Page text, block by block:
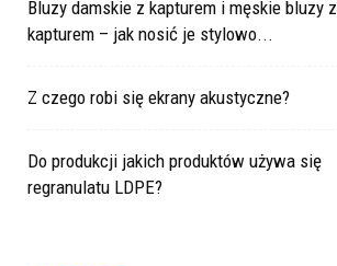
Bluzy damskie z kapturem i męskie bluzy z
kapturem – jak nosić je stylowo...
Z czego robi się ekrany akustyczne?
Do produkcji jakich produktów używa się
regranulatu LDPE?